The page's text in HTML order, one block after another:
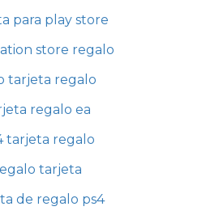
para play store
store regalo
tarjeta regalo
regalo ea
tarjeta regalo
tarjeta
de regalo ps4